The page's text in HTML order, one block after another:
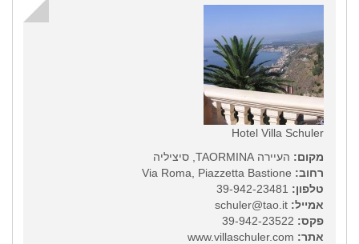
Hotel Villa Schuler
מקום: העיירה TAORMINA, סיציליה
רחוב:
טלפון:
אמייל:
פקס:
אתר: